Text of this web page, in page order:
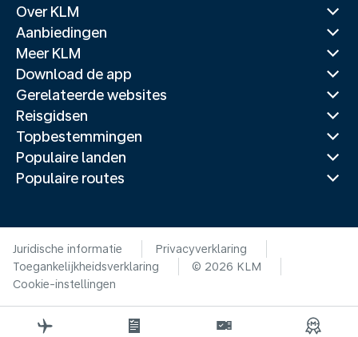
Over KLM
Aanbiedingen
Meer KLM
Download de app
Gerelateerde websites
Reisgidsen
Topbestemmingen
Populaire landen
Populaire routes
Juridische informatie
Privacyverklaring
Toegankelijkheidsverklaring
© 2026 KLM
Cookie-instellingen